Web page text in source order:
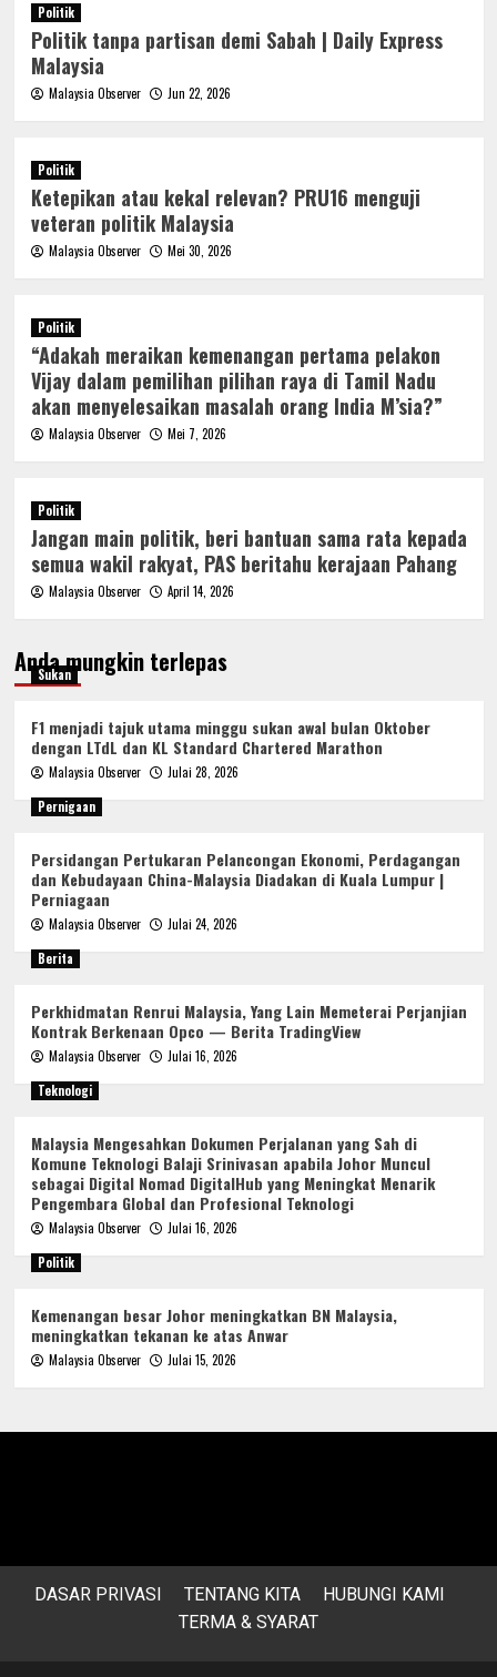
Politik
Politik tanpa partisan demi Sabah | Daily Express
Malaysia
Malaysia Observer Jun 22, 2026
Politik
Ketepikan atau kekal relevan? PRU16 menguji
veteran politik Malaysia
Malaysia Observer Mei 30, 2026
Politik
“Adakah meraikan kemenangan pertama pelakon
Vijay dalam pemilihan pilihan raya di Tamil Nadu
akan menyelesaikan masalah orang India M’sia?”
Malaysia Observer Mei 7, 2026
Politik
Jangan main politik, beri bantuan sama rata kepada
semua wakil rakyat, PAS beritahu kerajaan Pahang
Malaysia Observer April 14, 2026
Anda mungkin terlepas
Sukan
F1 menjadi tajuk utama minggu sukan awal bulan Oktober
dengan LTdL dan KL Standard Chartered Marathon
Malaysia Observer
Julai 28, 2026
Pernigaan
Persidangan Pertukaran Pelancongan Ekonomi, Perdagangan
dan Kebudayaan China-Malaysia Diadakan di Kuala Lumpur |
Perniagaan
Malaysia Observer
Julai 24, 2026
Berita
Perkhidmatan Renrui Malaysia, Yang Lain Memeterai Perjanjian
Kontrak Berkenaan Opco — Berita TradingView
Malaysia Observer
Julai 16, 2026
Teknologi
Malaysia Mengesahkan Dokumen Perjalanan yang Sah di
Komune Teknologi Balaji Srinivasan apabila Johor Muncul
sebagai Digital Nomad DigitalHub yang Meningkat Menarik
Pengembara Global dan Profesional Teknologi
Malaysia Observer
Julai 16, 2026
Politik
Kemenangan besar Johor meningkatkan BN Malaysia,
meningkatkan tekanan ke atas Anwar
Malaysia Observer Julai 15, 2026
DASAR PRIVASI TENTANG KITA
HUBUNGI KAMI
TERMA & SYARAT